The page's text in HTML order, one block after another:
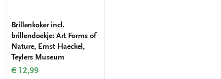
Brillenkoker incl.
brillendoekje: Art Forms of
Nature, Ernst Haeckel,
Teylers Museum
€ 12,99